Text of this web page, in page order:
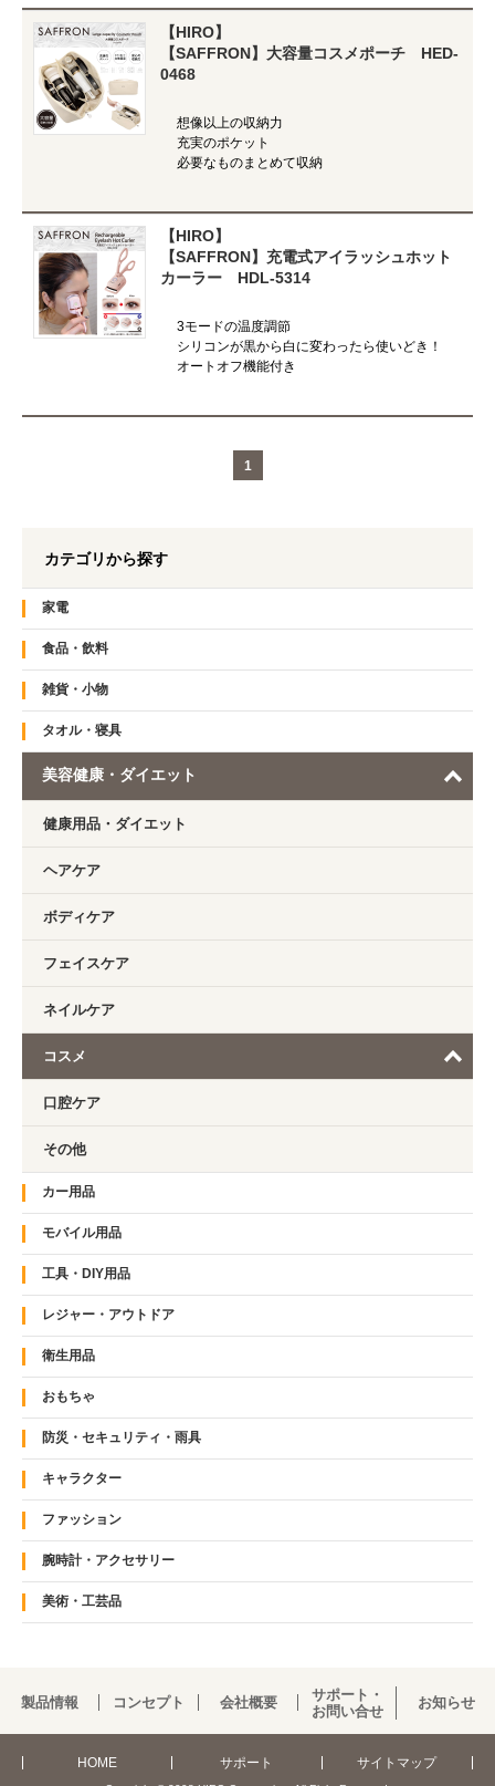
【HIRO】
【SAFFRON】大容量コスメポーチ HED-
0468
想像以上の収納力
充実のポケット
必要なものまとめて収納
【HIRO】
【SAFFRON】充電式アイラッシュホット
カーラー HDL-5314
3モードの温度調節
シリコンが黒から白に変わったら使いどき！
オートオフ機能付き
1
カテゴリから探す
家電
食品・飲料
雑貨・小物
タオル・寝具
美容健康・ダイエット
健康用品・ダイエット
ヘアケア
ボディケア
フェイスケア
ネイルケア
コスメ
口腔ケア
その他
カー用品
モバイル用品
工具・DIY用品
レジャー・アウトドア
衛生用品
おもちゃ
防災・セキュリティ・雨具
キャラクター
ファッション
腕時計・アクセサリー
美術・工芸品
製品情報 コンセプト 会社概要
サポート・
お問い合せ
お知らせ
HOME サポート サイトマップ